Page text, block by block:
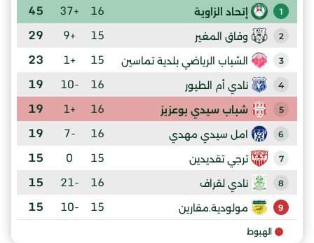
1 إتحاد الزاوية 16
+37
45
2 وفاق المغير 15
+9
29
3 الشباب الرياضي بلدية تماسين 15
+1
23
4 نادي أم الطيور 16
-10
19
5 شباب سيدي بوعزيز 16
+1
19
6 امل سيدي مهدي 16
-7
19
7 ترجي تقديدين 15
0
15
8 نادي لقراف 16
-21
15
9 مولودية.مقارين 15
-10
15
الهبوط